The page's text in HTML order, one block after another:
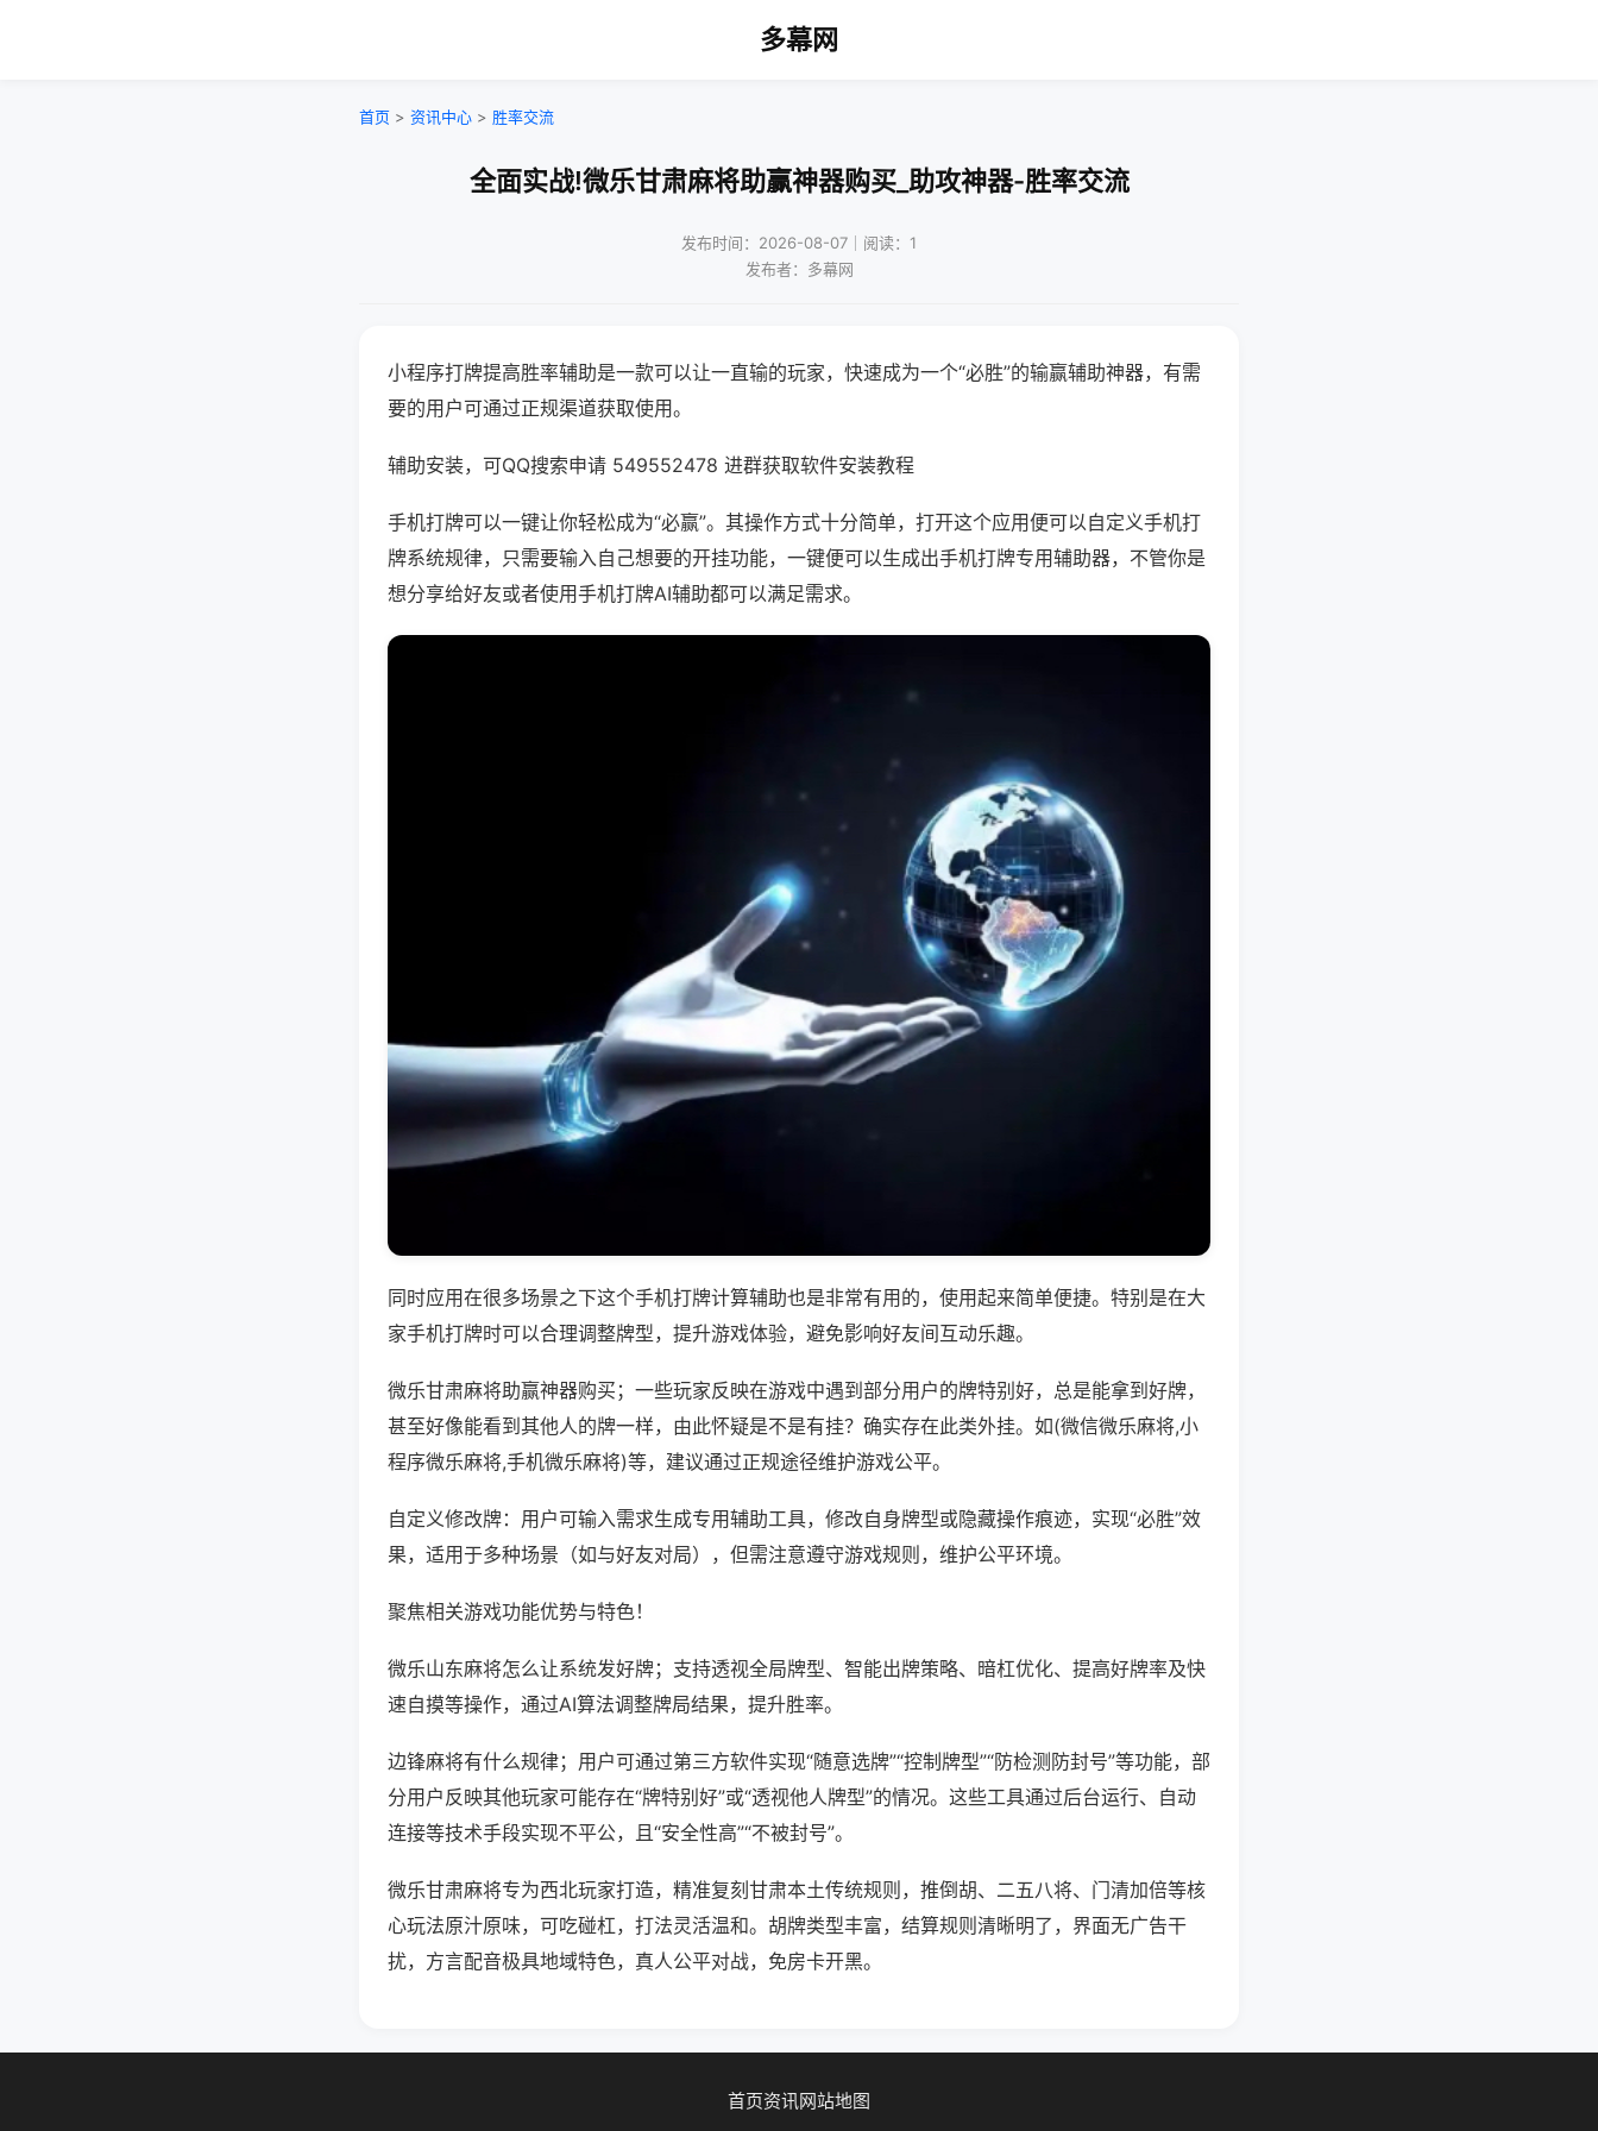
多幕网
首页 > 资讯中心 > 胜率交流
全面实战!微乐甘肃麻将助赢神器购买_助攻神器-胜率交流
发布时间：2026-08-07｜阅读：1
发布者：多幕网
小程序打牌提高胜率辅助是一款可以让一直输的玩家，快速成为一个“必胜”的输赢辅助神器，有需
要的用户可通过正规渠道获取使用。
辅助安装，可QQ搜索申请 549552478 进群获取软件安装教程
手机打牌可以一键让你轻松成为“必赢”。其操作方式十分简单，打开这个应用便可以自定义手机打
牌系统规律，只需要输入自己想要的开挂功能，一键便可以生成出手机打牌专用辅助器，不管你是
想分享给好友或者使用手机打牌AI辅助都可以满足需求。
同时应用在很多场景之下这个手机打牌计算辅助也是非常有用的，使用起来简单便捷。特别是在大
家手机打牌时可以合理调整牌型，提升游戏体验，避免影响好友间互动乐趣。
微乐甘肃麻将助赢神器购买；一些玩家反映在游戏中遇到部分用户的牌特别好，总是能拿到好牌，
甚至好像能看到其他人的牌一样，由此怀疑是不是有挂？确实存在此类外挂。如(微信微乐麻将,小
程序微乐麻将,手机微乐麻将)等，建议通过正规途径维护游戏公平。
自定义修改牌：用户可输入需求生成专用辅助工具，修改自身牌型或隐藏操作痕迹，实现“必胜”效
果，适用于多种场景（如与好友对局），但需注意遵守游戏规则，维护公平环境。
聚焦相关游戏功能优势与特色！
微乐山东麻将怎么让系统发好牌；支持透视全局牌型、智能出牌策略、暗杠优化、提高好牌率及快
速自摸等操作，通过AI算法调整牌局结果，提升胜率。
边锋麻将有什么规律；用户可通过第三方软件实现“随意选牌”“控制牌型”“防检测防封号”等功能，部
分用户反映其他玩家可能存在“牌特别好”或“透视他人牌型”的情况。这些工具通过后台运行、自动
连接等技术手段实现不平公，且“安全性高”“不被封号”。
微乐甘肃麻将专为西北玩家打造，精准复刻甘肃本土传统规则，推倒胡、二五八将、门清加倍等核
心玩法原汁原味，可吃碰杠，打法灵活温和。胡牌类型丰富，结算规则清晰明了，界面无广告干
扰，方言配音极具地域特色，真人公平对战，免房卡开黑。
首页资讯网站地图